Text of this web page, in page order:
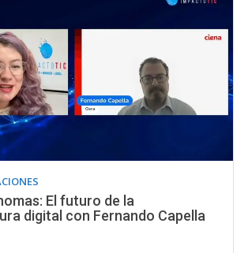
El futuro de la
digital con Fernando Capella